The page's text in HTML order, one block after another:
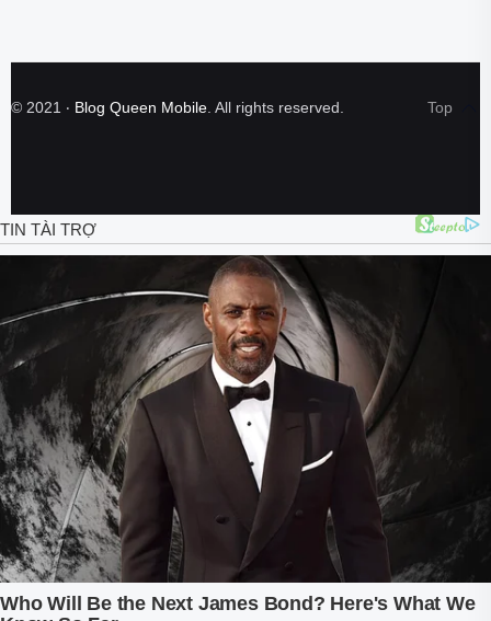
© 2021 ‧ Blog Queen Mobile. All rights reserved.